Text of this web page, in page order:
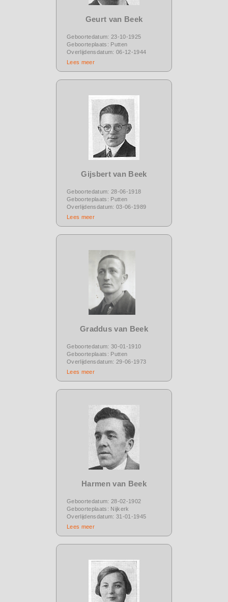
Geurt van Beek
Geboortedatum: 23-10-1925
Geboorteplaats: Putten
Overlijdensdatum: 06-12-1944
Lees meer
Gijsbert van Beek
Geboortedatum: 28-06-1918
Geboorteplaats: Putten
Overlijdensdatum: 03-06-1989
Lees meer
Graddus van Beek
Geboortedatum: 30-01-1910
Geboorteplaats: Putten
Overlijdensdatum: 29-06-1973
Lees meer
Harmen van Beek
Geboortedatum: 28-02-1902
Geboorteplaats: Nijkerk
Overlijdensdatum: 31-01-1945
Lees meer